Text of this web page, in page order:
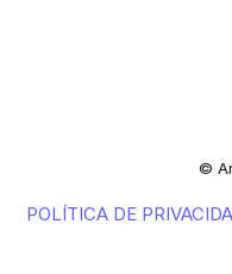
©
POLÍTICA DE